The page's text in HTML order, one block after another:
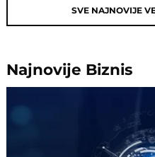
SVE NAJNOVIJE
Najnovije Biznis